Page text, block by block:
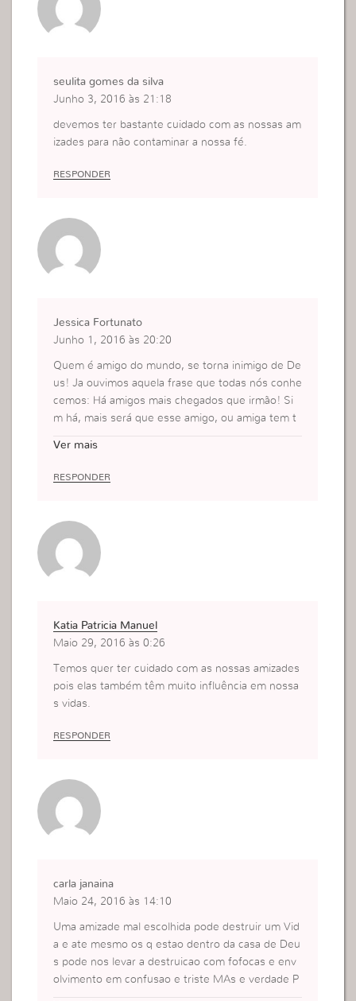
seulita gomes da silva
Junho 3, 2016 às 21:18
devemos ter bastante cuidado com as nossas am
izades para não contaminar a nossa fé.
RESPONDER
Jessica Fortunato
Junho 1, 2016 às 20:20
Quem é amigo do mundo, se torna inimigo de De
us! Ja ouvimos aquela frase que todas nós conhe
cemos: Há amigos mais chegados que irmão! Si
m há, mais será que esse amigo, ou amiga tem t
emos algo que Deus nao se agradou! O que é m
ais fácil: nós levarmos Deus até o mundo, ou o m
undo até nós! Seja sincera!? O que é mais fácil!?
Por isso na hora de escolhermos com quem anda
a e ver o que pesa mais, o preço de uma amizad
e, ou o preço da salvação!? Do que adianta ganha
r um amigo que não vai acrescentar nada na sua
vida espiritual, e perder o que realmente vale: o
Senhor Jesus!?
Ver mais
RESPONDER
Katia Patricia Manuel
Maio 29, 2016 às 0:26
Temos quer ter cuidado com as nossas amizades
pois elas também têm muito influência em nossa
s vidas.
RESPONDER
carla janaina
Maio 24, 2016 às 14:10
Uma amizade mal escolhida pode destruir um Vid
a e ate mesmo os q estao dentro da casa de Deu
s pode nos levar a destruicao com fofocas e env
olvimento em confusao e triste MAs e verdade P